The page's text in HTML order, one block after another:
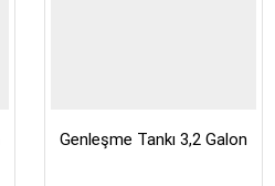
Genleşme Tankı 3,2 Galon